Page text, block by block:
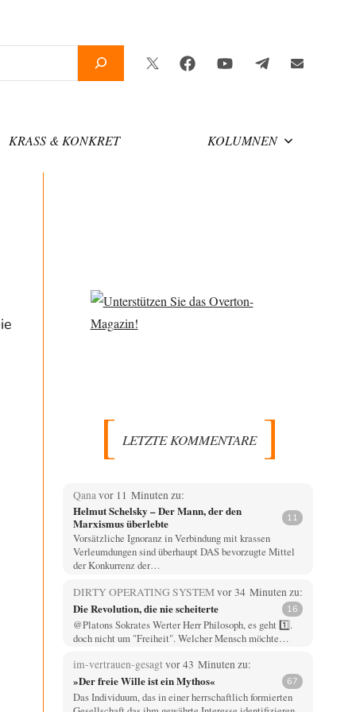
TwitterFacebookYouTubeTelegramNewsletter
KRASS & KONKRET KOLUMNEN
LETZTE KOMMENTARE
Qanavor 11 Minuten zu:
Helmut Schelsky – Der Mann, der den
Marxismus überlebte
11
Vorsätzliche Ignoranz in Verbindung mit krassen
Verleumdungen sind überhaupt DAS bevorzugte Mittel
der Konkurrenz der…
DIRTY OPERATING SYSTEMvor 34 Minuten zu:
Die Revolution, die nie scheiterte 16
@Platons Sokrates Werter Herr Philosoph, es geht 1️⃣.
doch nicht um "Freiheit". Welcher Mensch möchte…
im-vertrauen-gesagtvor 43 Minuten zu:
»Der freie Wille ist ein Mythos« 67
Das Individuum, das in einer herrschaftlich formierten